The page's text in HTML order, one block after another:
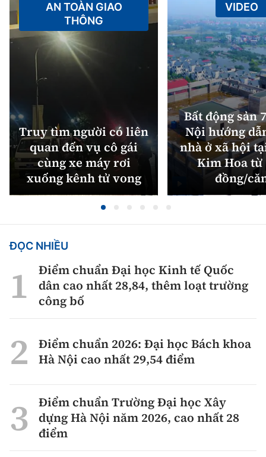
Truy tìm người có liên
quan đến vụ cô gái
cùng xe máy rơi
xuống kênh tử vong
AN TOÀN GIAO
THÔNG
Bất động sản
Nội hướng
nhà ở xã hội
Kim Hoa từ
đồng/
VIDEO
ĐỌC NHIỀU
Điểm chuẩn Đại học Kinh tế Quốc
dân cao nhất 28,84, thêm loạt trường
công bố
Điểm chuẩn 2026: Đại học Bách khoa
Hà Nội cao nhất 29,54 điểm
Điểm chuẩn Trường Đại học Xây
dựng Hà Nội năm 2026, cao nhất 28
điểm